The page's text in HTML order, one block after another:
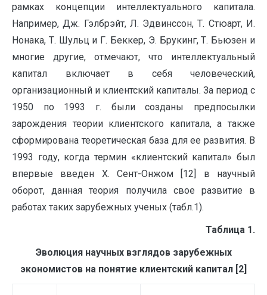
рамках концепции интеллектуального капитала.
Например, Дж. Гэлбрэйт, Л. Эдвинссон, Т. Стюарт, И.
Нонака, Т. Шульц и Г. Беккер, Э. Брукинг, Т. Бьюзен и
многие другие, отмечают, что интеллектуаль­ный
капитал включает в себя человеческий,
организационный и клиентский капиталы. За период с
1950 по 1993 г. были созданы предпосылки
зарождения теории клиентского ка­питала, а также
сформирована теоретическая база для ее развития. В
1993 году, когда термин «клиент­ский капитал» был
впервые введен X. Сент-Онжом [12] в научный
оборот, данная теория полу­чила свое развитие в
работах таких зарубежных ученых (табл.1).
Таблица 1.
Эволюция научных взглядов зарубежных
экономистов на понятие клиентский капитал [2]